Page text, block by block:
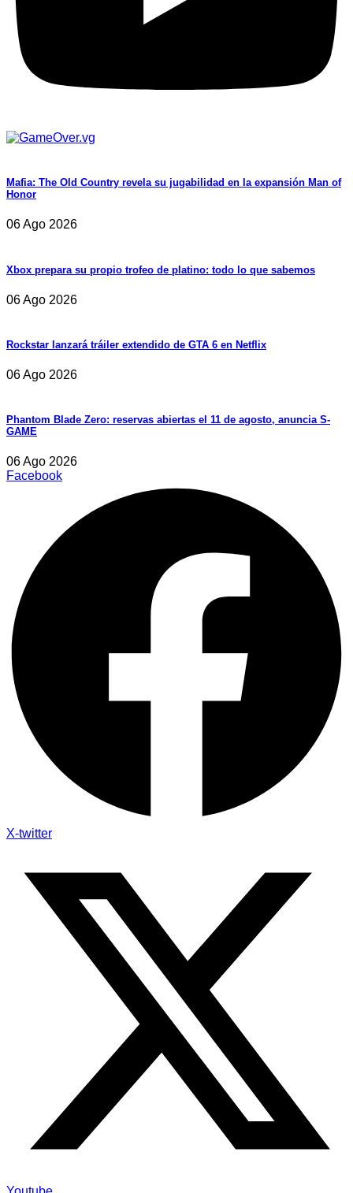
Mafia: The Old Country revela su jugabilidad en la expansión Man of
Honor
06 Ago 2026
Xbox prepara su propio trofeo de platino: todo lo que sabemos
06 Ago 2026
Rockstar lanzará tráiler extendido de GTA 6 en Netflix
06 Ago 2026
Phantom Blade Zero: reservas abiertas el 11 de agosto, anuncia S-
GAME
06 Ago 2026
Facebook
X-twitter